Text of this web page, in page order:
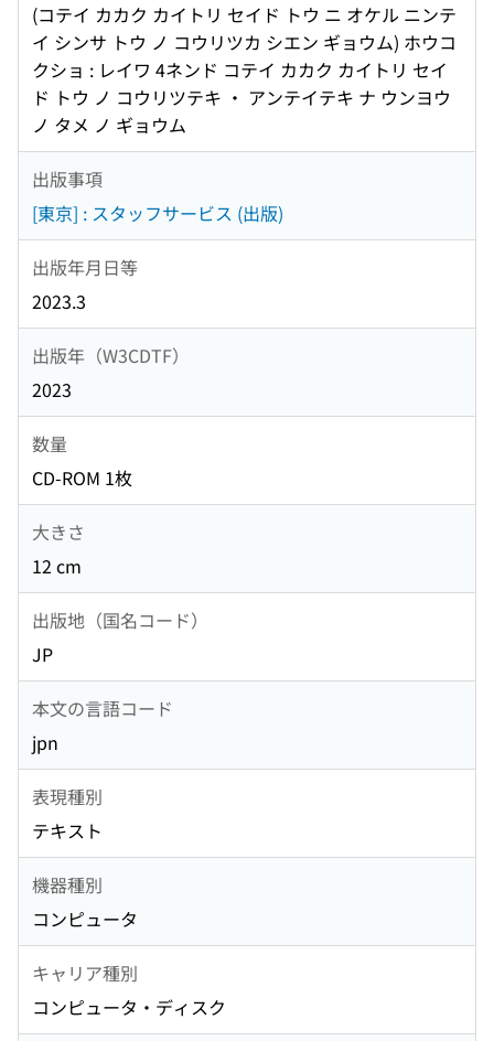
(コテイ カカク カイトリ セイド トウ ニ オケル ニンテ
イ シンサ トウ ノ コウリツカ シエン ギョウム) ホウコ
クショ : レイワ 4ネンド コテイ カカク カイトリ セイ
ド トウ ノ コウリツテキ ・ アンテイテキ ナ ウンヨウ
ノ タメ ノ ギョウム
出版事項
[東京] : スタッフサービス (出版)
出版年月日等
2023.3
出版年（W3CDTF）
2023
数量
CD-ROM 1枚
大きさ
12 cm
出版地（国名コード）
JP
本文の言語コード
jpn
表現種別
テキスト
機器種別
コンピュータ
キャリア種別
コンピュータ・ディスク